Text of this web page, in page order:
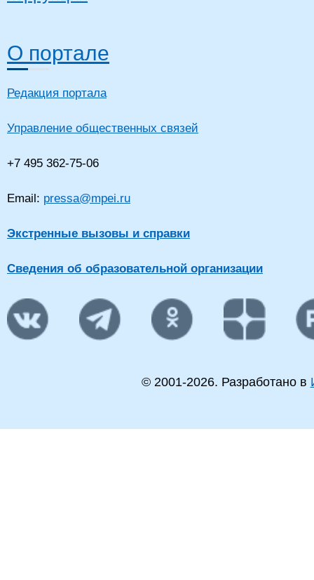
О портале
Редакция портала
Управление общественных связей
+7 495 362-75-06
Email: pressa@mpei.ru
Экстренные вызовы и справки
Сведения об образовательной организации
© 2001-2026. Разработано в